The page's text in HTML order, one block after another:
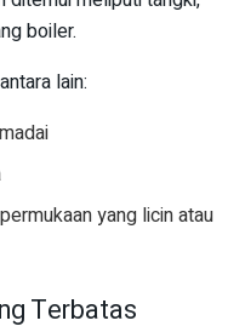
boiler.
lain:
yang licin atau
Terbatas